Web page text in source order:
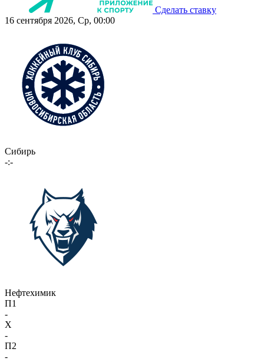
Сделать ставку
16 сентября 2026, Ср, 00:00
Сибирь
-:-
Нефтехимик
П1
-
X
-
П2
-